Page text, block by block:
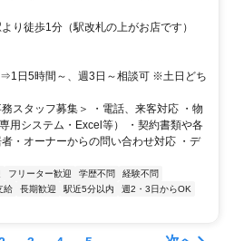
り徒歩1分（駅改札の上がお店です）
日5時間～、週3日～相談可 ※土日どち
スタッフ募集＞ ・電話、来客対応 ・物
用システム・Excel等） ・契約書類や各
・オーナーからの問い合わせ対応 ・デ
フリーター歓迎 学歴不問
経験不問
給 長期歓迎 駅近5分以内
週2・3日からOK